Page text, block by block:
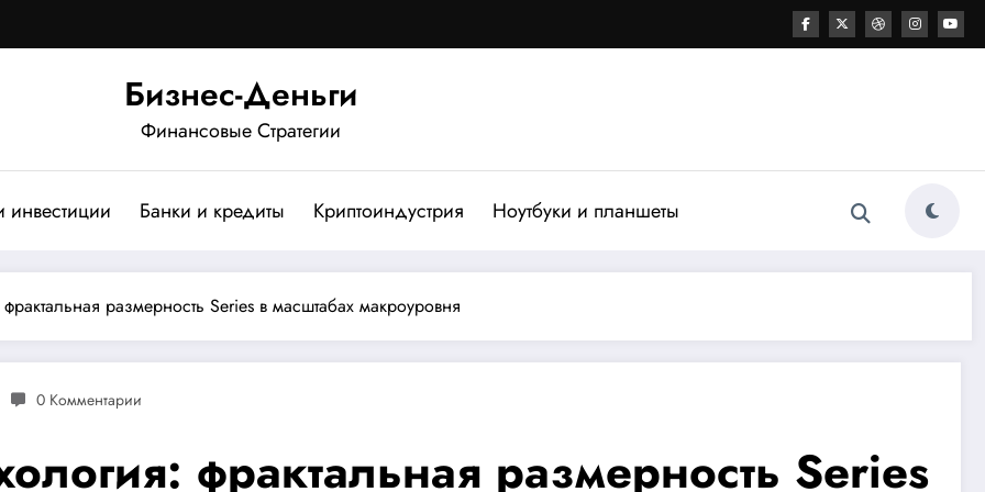
Бизнес-Деньги
Финансовые Стратегии
инвестиции Банки и кредиты Криптоиндустрия Ноутбуки и планшеты
размерность Series в масштабах макроуровня
0 Комментарии
фрактальная размерность Series